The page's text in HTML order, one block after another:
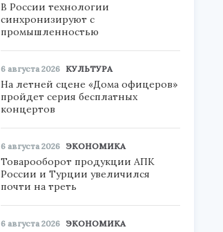
В России технологии
синхронизируют с
промышленностью
6 августа 2026 КУЛЬТУРА
На летней сцене «Дома офицеров»
пройдет серия бесплатных
концертов
6 августа 2026 ЭКОНОМИКА
Товарооборот продукции АПК
России и Турции увеличился
почти на треть
6 августа 2026 ЭКОНОМИКА